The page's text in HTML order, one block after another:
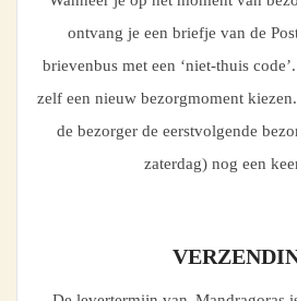
ontvang je een briefje van de
brievenbus met een ‘niet-thuis
zelf een nieuw bezorgmoment
de bezorger de eerstvolgende
zaterdag) nog een